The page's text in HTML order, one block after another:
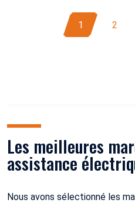
1 2
Les meilleures
assistance
Nous avons sélectionné les